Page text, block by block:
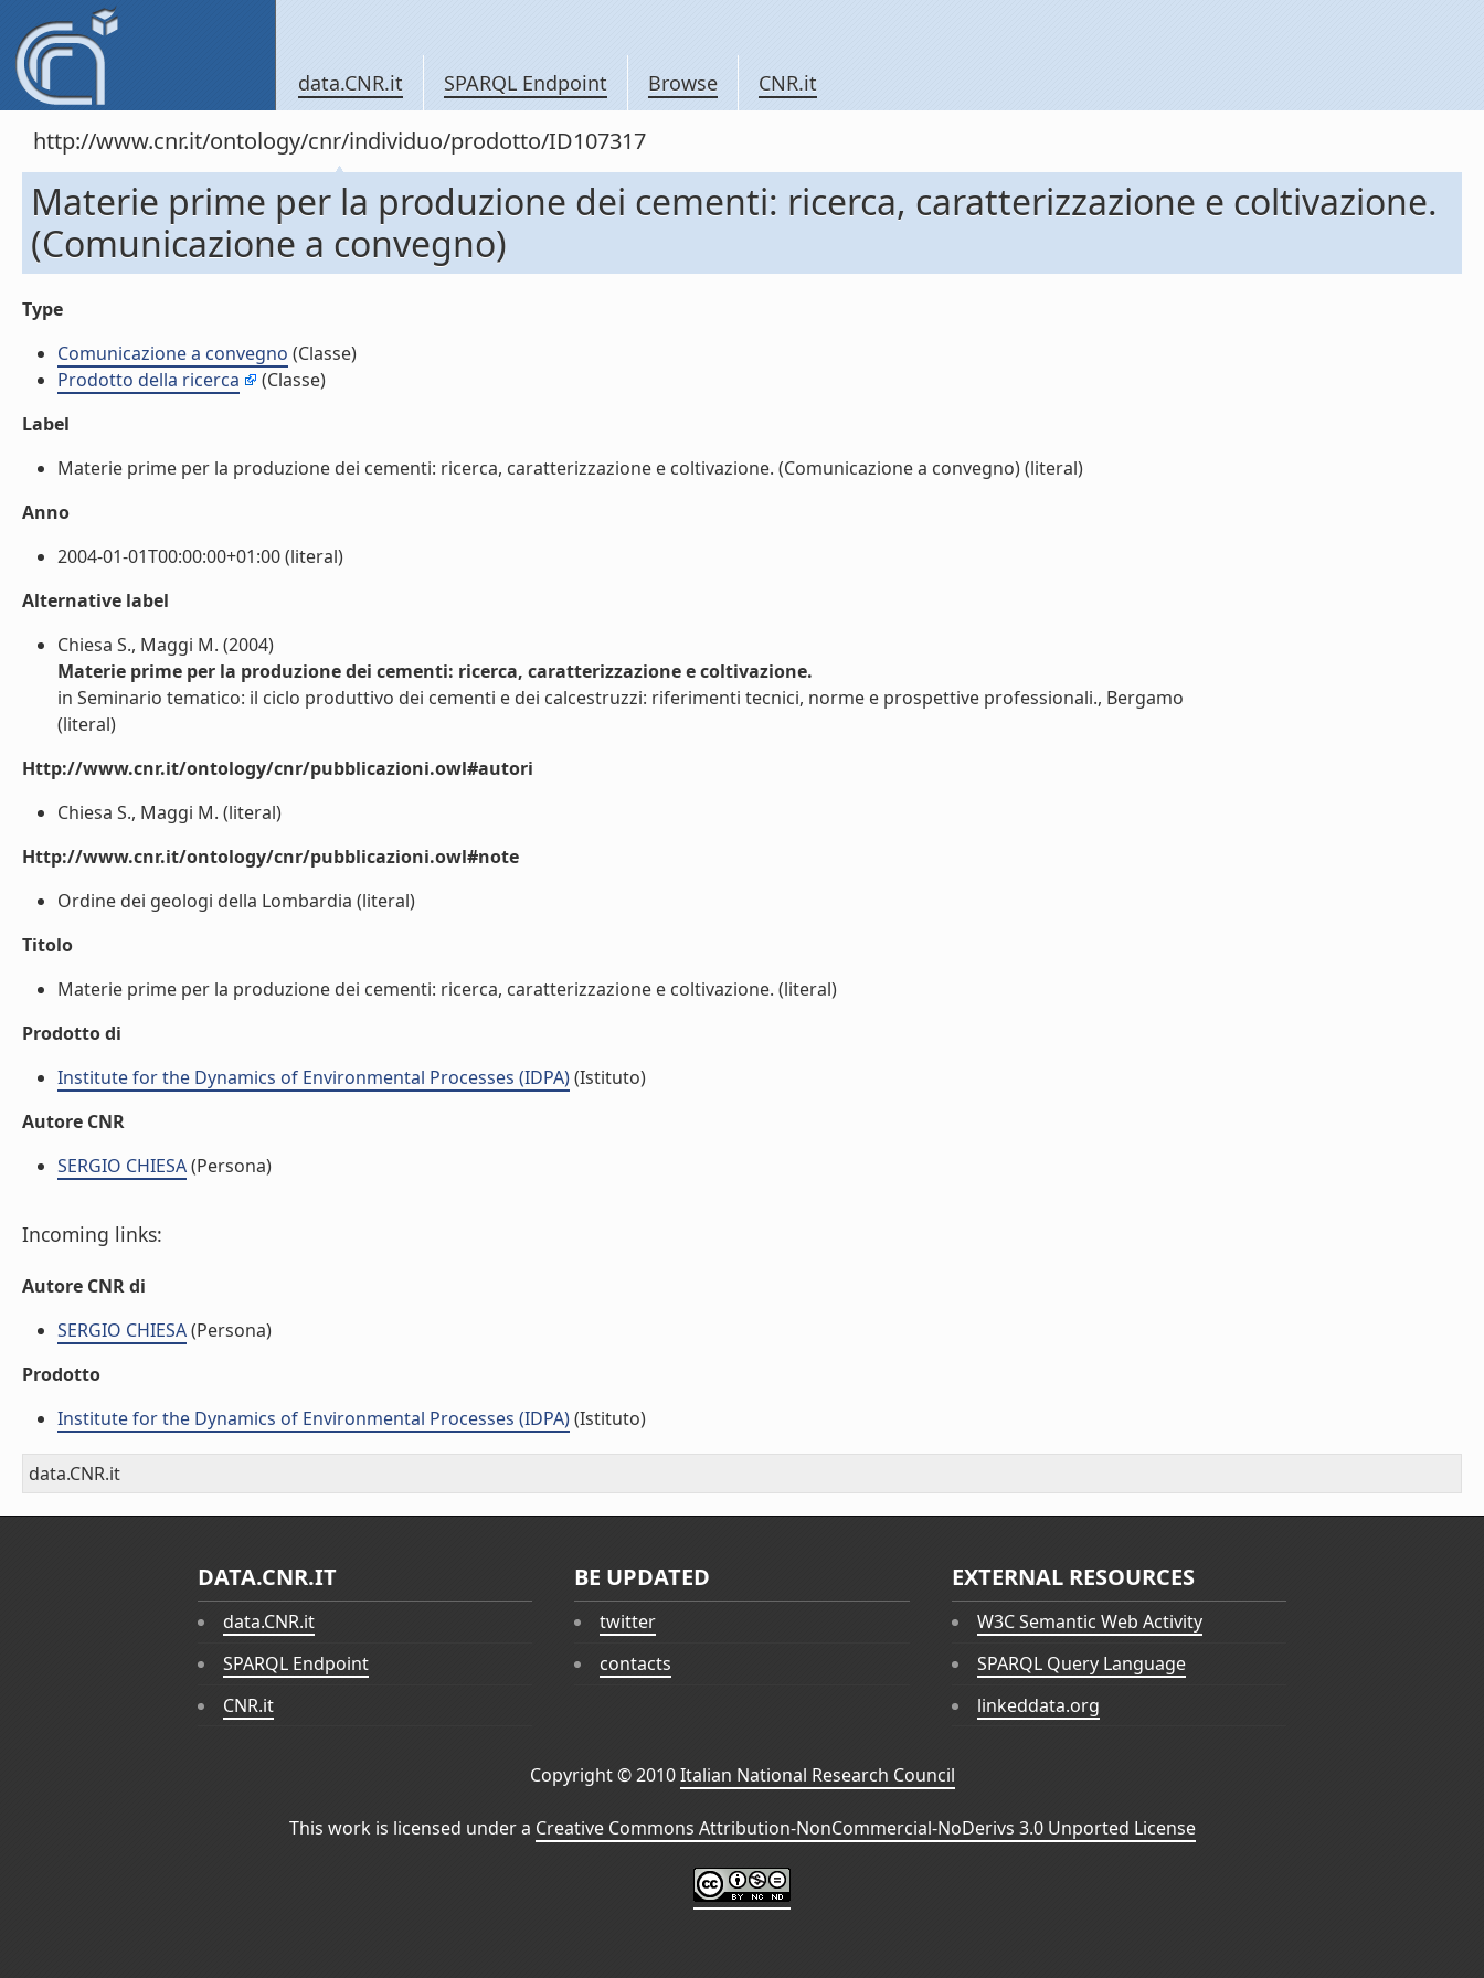
data.CNR.it SPARQL Endpoint Browse CNR.it
http://www.cnr.it/ontology/cnr/individuo/prodotto/ID107317
Materie prime per la produzione dei cementi: ricerca, caratterizzazione e coltivazione.
(Comunicazione a convegno)
Type
Comunicazione a convegno (Classe)
Prodotto della ricerca
(Classe)
Label
Materie prime per la produzione dei cementi: ricerca, caratterizzazione e coltivazione. (Comunicazione a convegno) (literal)
Anno
2004-01-01T00:00:00+01:00 (literal)
Alternative label
Chiesa S., Maggi M. (2004)
Materie prime per la produzione dei cementi: ricerca, caratterizzazione e coltivazione.
in Seminario tematico: il ciclo produttivo dei cementi e dei calcestruzzi: riferimenti tecnici, norme e prospettive professionali., Bergamo
(literal)
Http://www.cnr.it/ontology/cnr/pubblicazioni.owl#autori
Chiesa S., Maggi M. (literal)
Http://www.cnr.it/ontology/cnr/pubblicazioni.owl#note
Ordine dei geologi della Lombardia (literal)
Titolo
Materie prime per la produzione dei cementi: ricerca, caratterizzazione e coltivazione. (literal)
Prodotto di
Institute for the Dynamics of Environmental Processes (IDPA)(Istituto)
Autore CNR
SERGIO CHIESA(Persona)
Incoming links:
Autore CNR di
SERGIO CHIESA(Persona)
Prodotto
Institute for the Dynamics of Environmental Processes (IDPA)(Istituto)
data.CNR.it
DATA.CNR.IT
data.CNR.it
SPARQL Endpoint
CNR.it
BE UPDATED
twitter
contacts
EXTERNAL RESOURCES
W3C Semantic Web Activity
SPARQL Query Language
linkeddata.org
Copyright © 2010Italian National Research Council
This work is licensed under a Creative Commons Attribution-NonCommercial-NoDerivs 3.0 Unported License